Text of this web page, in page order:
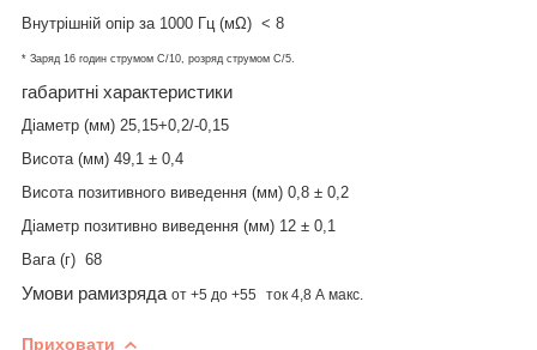
Внутрішній опір за 1000 Гц (мΩ) < 8
* Заряд 16 годин струмом C/10, розряд струмом C/5.
габаритні характеристики
Діаметр (мм) 25 15+0, 2/-0, 1 5
Висота (мм) 49 1 ± 0, 4
Висота позитивного виведення (мм) 0,8 ± 0,2
Діаметр позитивно виведення (мм) 12 ± 0, 1
Вага (г) 68
Умови рамизряда от +5 до +55 ток 4,8 А макс.
Приховати